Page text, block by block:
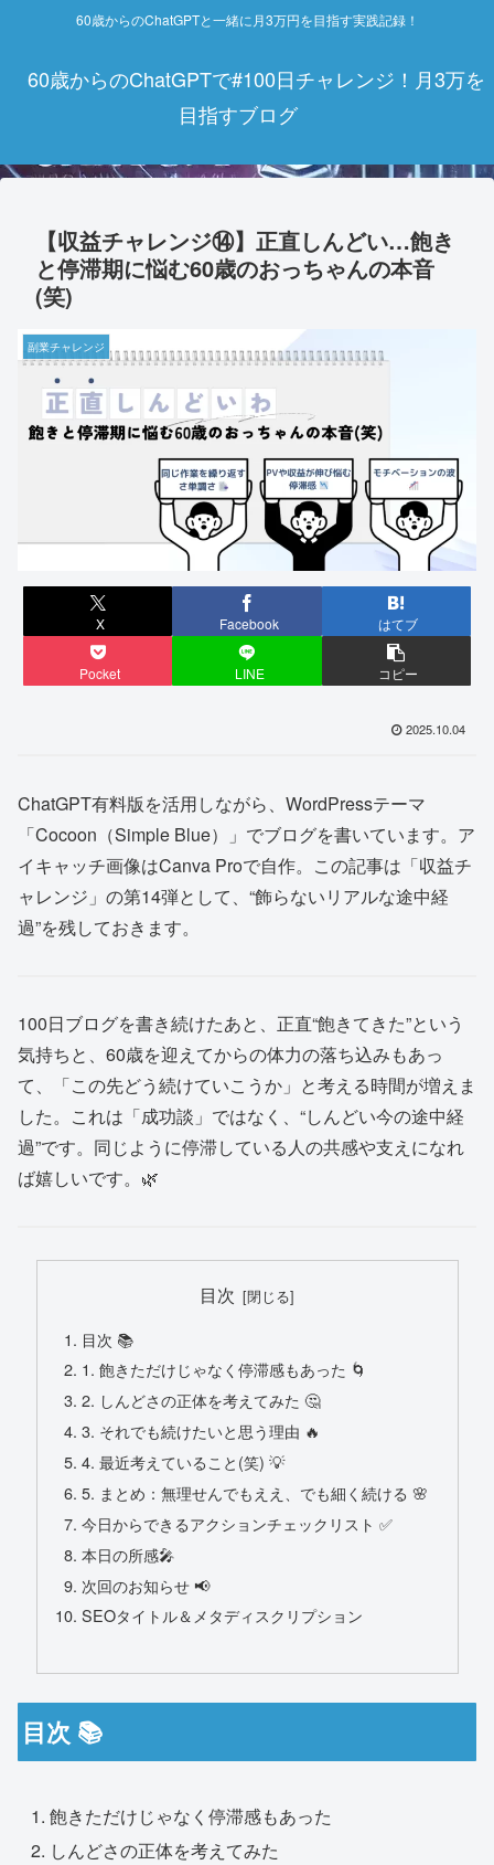
60歳からのChatGPTと一緒に月3万円を目指す実践記録！
60歳からのChatGPTで#100日チャレンジ！月3万を
目指すブログ
【収益チャレンジ⑭】正直しんどい…飽き
と停滞期に悩む60歳のおっちゃんの本音
(笑)
副業チャレンジ
X Facebook はてブ
Pocket LINE コピー
2025.10.04
ChatGPT有料版を活用しながら、WordPressテーマ
「Cocoon（Simple Blue）」でブログを書いています。ア
イキャッチ画像はCanva Proで自作。この記事は「収益チ
ャレンジ」の第14弾として、“飾らないリアルな途中経
過”を残しておきます。
100日ブログを書き続けたあと、正直“飽きてきた”という
気持ちと、60歳を迎えてからの体力の落ち込みもあっ
て、「この先どう続けていこうか」と考える時間が増えま
した。これは「成功談」ではなく、“しんどい今の途中経
過”です。同じように停滞している人の共感や支えになれ
ば嬉しいです。🌿
目次
目次 📚
1. 飽きただけじゃなく停滞感もあった 🌀
2. しんどさの正体を考えてみた 🤔
3. それでも続けたいと思う理由 🔥
4. 最近考えていること(笑) 💡
5. まとめ：無理せんでもええ、でも細く続ける 🌸
今日からできるアクションチェックリスト ✅
本日の所感🎤
次回のお知らせ 📢
SEOタイトル＆メタディスクリプション
目次 📚
飽きただけじゃなく停滞感もあった
しんどさの正体を考えてみた